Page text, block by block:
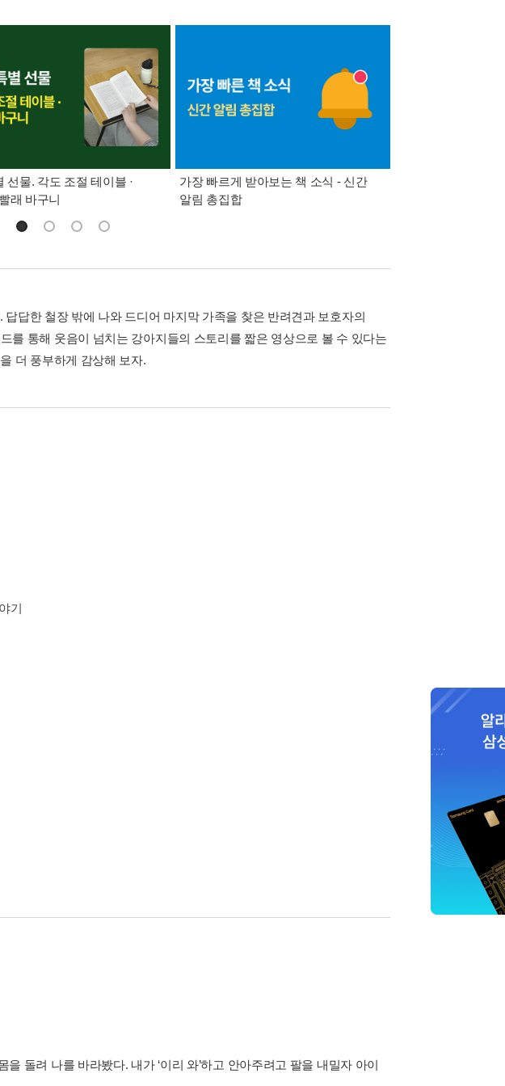
선물. 각도 조절 테이블 ·
래 바구니
가장 빠르게 받아보는 책 소식 - 신간
알림 총집합
답한 철장 밖에 나와 드디어 마지막 가족을 찾은 반려견과 보호자의
를 통해 웃음이 넘치는 강아지들의 스토리를 짧은 영상으로 볼 수 있다는
더 풍부하게 감상해 보자.
기
돌려 나를 바라봤다. 내가 ‘이리 와’하고 안아주려고 팔을 내밀자 아이